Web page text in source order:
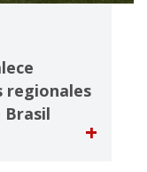
regionales
Brasil
+